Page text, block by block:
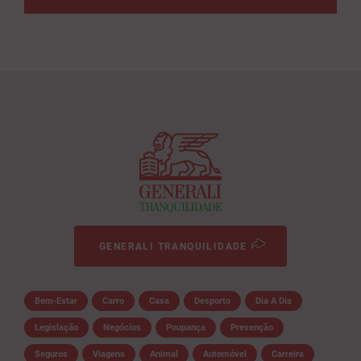
GENERALI TRANQUILIDADE
Bem-Estar Carro Casa Desporto Dia A Dia
Legislação Negócios Poupança Prevenção
Seguros Viagens Animal Automóvel Carreira